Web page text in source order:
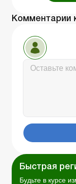
Комментарии
Быстрая
Будьте в курсе